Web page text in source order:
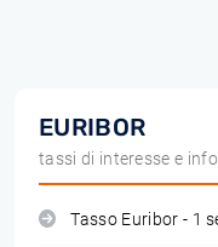
EURIBOR
tassi di interesse e
Tasso Euribor - 1